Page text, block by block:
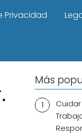
Privacidad
Más